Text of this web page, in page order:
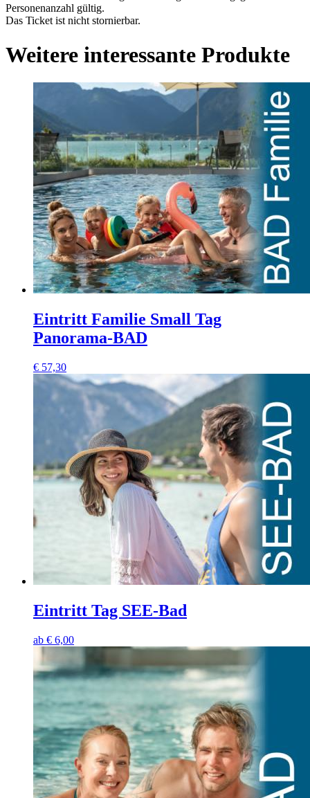
Personenanzahl gültig.
Das Ticket ist nicht stornierbar.
Weitere interessante Produkte
Eintritt Familie Small Tag
Panorama-BAD
€ 57,30
Eintritt Tag SEE-Bad
ab € 6,00